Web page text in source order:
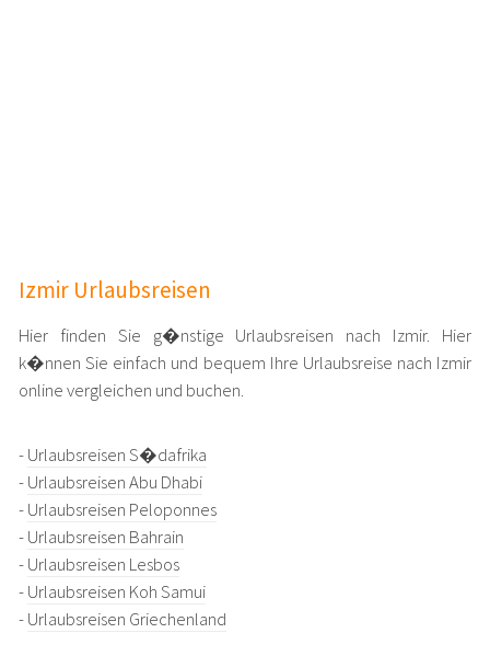
Izmir Urlaubsreisen
Hier finden Sie g�nstige Urlaubsreisen nach Izmir. Hier
k�nnen Sie einfach und bequem Ihre Urlaubsreise nach Izmir
online vergleichen und buchen.
-Urlaubsreisen S�dafrika
-Urlaubsreisen Abu Dhabi
-Urlaubsreisen Peloponnes
-Urlaubsreisen Bahrain
-Urlaubsreisen Lesbos
-Urlaubsreisen Koh Samui
-Urlaubsreisen Griechenland